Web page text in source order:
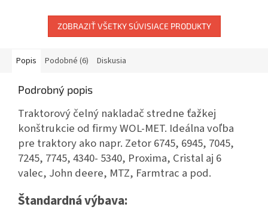
ZOBRAZIŤ VŠETKY SÚVISIACE PRODUKTY
Popis Podobné (6) Diskusia
Podrobný popis
Traktorový čelný nakladač stredne ťažkej
konštrukcie od firmy WOL-MET. Ideálna voľba
pre traktory ako napr. Zetor 6745, 6945, 7045,
7245, 7745, 4340- 5340, Proxima, Cristal aj 6
valec, John deere, MTZ, Farmtrac a pod.
Štandardná výbava: